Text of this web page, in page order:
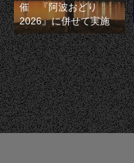
催 『阿波おどり
2026』に併せて実施